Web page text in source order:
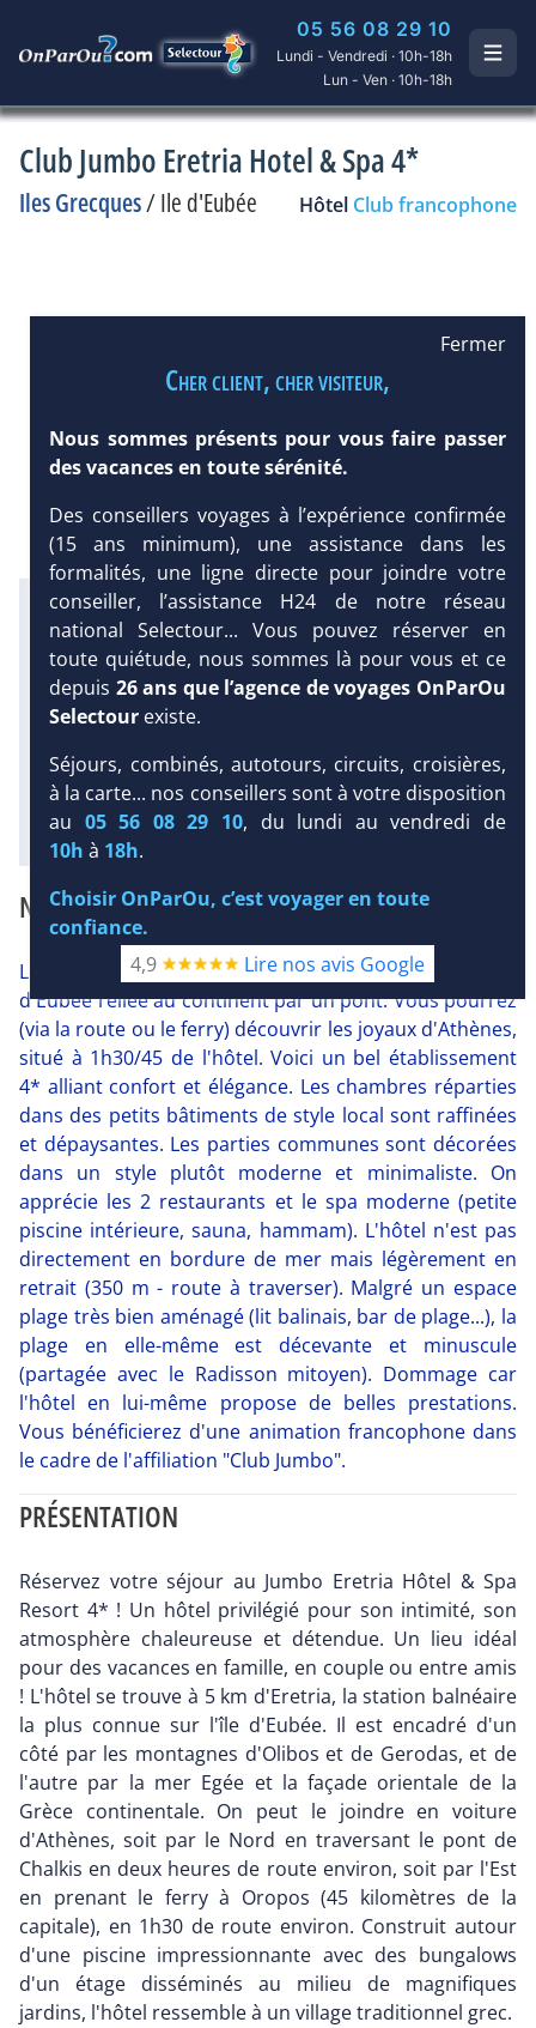
05 56 08 29 10
Lundi - Vendredi · 10h-18h
Lun - Ven · 10h-18h
Club Jumbo Eretria Hotel & Spa 4*
Iles Grecques/Ile d'Eubée Hôtel Club francophone
Infos météo :
29 °C
15 mm
23 °C
Infos plages :
Dist.Distance:
350 m
Long.Longueur:
220
Tx:38 % Tx :43 %
Diaporama
NOTRE AVIS
Le Club Jumbo Eretria Hotel & Spa 4* est situé sur l'île
d'Eubée reliée au continent par un pont. Vous pourrez
(via la route ou le ferry) découvrir les joyaux d'Athènes,
situé à 1h30/45 de l'hôtel. Voici un bel établissement
4* alliant confort et élégance. Les chambres réparties
dans des petits bâtiments de style local sont raffinées
et dépaysantes. Les parties communes sont décorées
dans un style plutôt moderne et minimaliste. On
apprécie les 2 restaurants et le spa moderne (petite
piscine intérieure, sauna, hammam). L'hôtel n'est pas
directement en bordure de mer mais légèrement en
retrait (350 m - route à traverser). Malgré un espace
plage très bien aménagé (lit balinais, bar de plage...), la
plage en elle-même est décevante et minuscule
(partagée avec le Radisson mitoyen). Dommage car
l'hôtel en lui-même propose de belles prestations.
Vous bénéficierez d'une animation francophone dans
le cadre de l'affiliation "Club Jumbo".
PRÉSENTATION
Réservez votre séjour au Jumbo Eretria Hôtel & Spa
Resort 4* ! Un hôtel privilégié pour son intimité, son
atmosphère chaleureuse et détendue. Un lieu idéal
pour des vacances en famille, en couple ou entre amis
! L'hôtel se trouve à 5 km d'Eretria, la station balnéaire
la plus connue sur l'île d'Eubée. Il est encadré d'un
côté par les montagnes d'Olibos et de Gerodas, et de
l'autre par la mer Egée et la façade orientale de la
Grèce continentale. On peut le joindre en voiture
d'Athènes, soit par le Nord en traversant le pont de
Chalkis en deux heures de route environ, soit par l'Est
en prenant le ferry à Oropos (45 kilomètres de la
capitale), en 1h30 de route environ. Construit autour
d'une piscine impressionnante avec des bungalows
d'un étage disséminés au milieu de magnifiques
jardins, l'hôtel ressemble à un village traditionnel grec.
Fermer
Cher client, cher visiteur,
Nous sommes présents pour vous faire passer
des vacances en toute sérénité.
Des conseillers voyages à l’expérience confirmée
(15 ans minimum), une assistance dans les
formalités, une ligne directe pour joindre votre
conseiller, l’assistance H24 de notre réseau
national Selectour... Vous pouvez réserver en
toute quiétude, nous sommes là pour vous et ce
depuis 26 ans que l’agence de voyages OnParOu
Selectour existe.
Séjours, combinés, autotours, circuits, croisières,
à la carte... nos conseillers sont à votre disposition
au 05 56 08 29 10, du lundi au vendredi de
10h à 18h.
Choisir OnParOu, c’est voyager en toute
confiance.
4,9
Lire nos avis Google